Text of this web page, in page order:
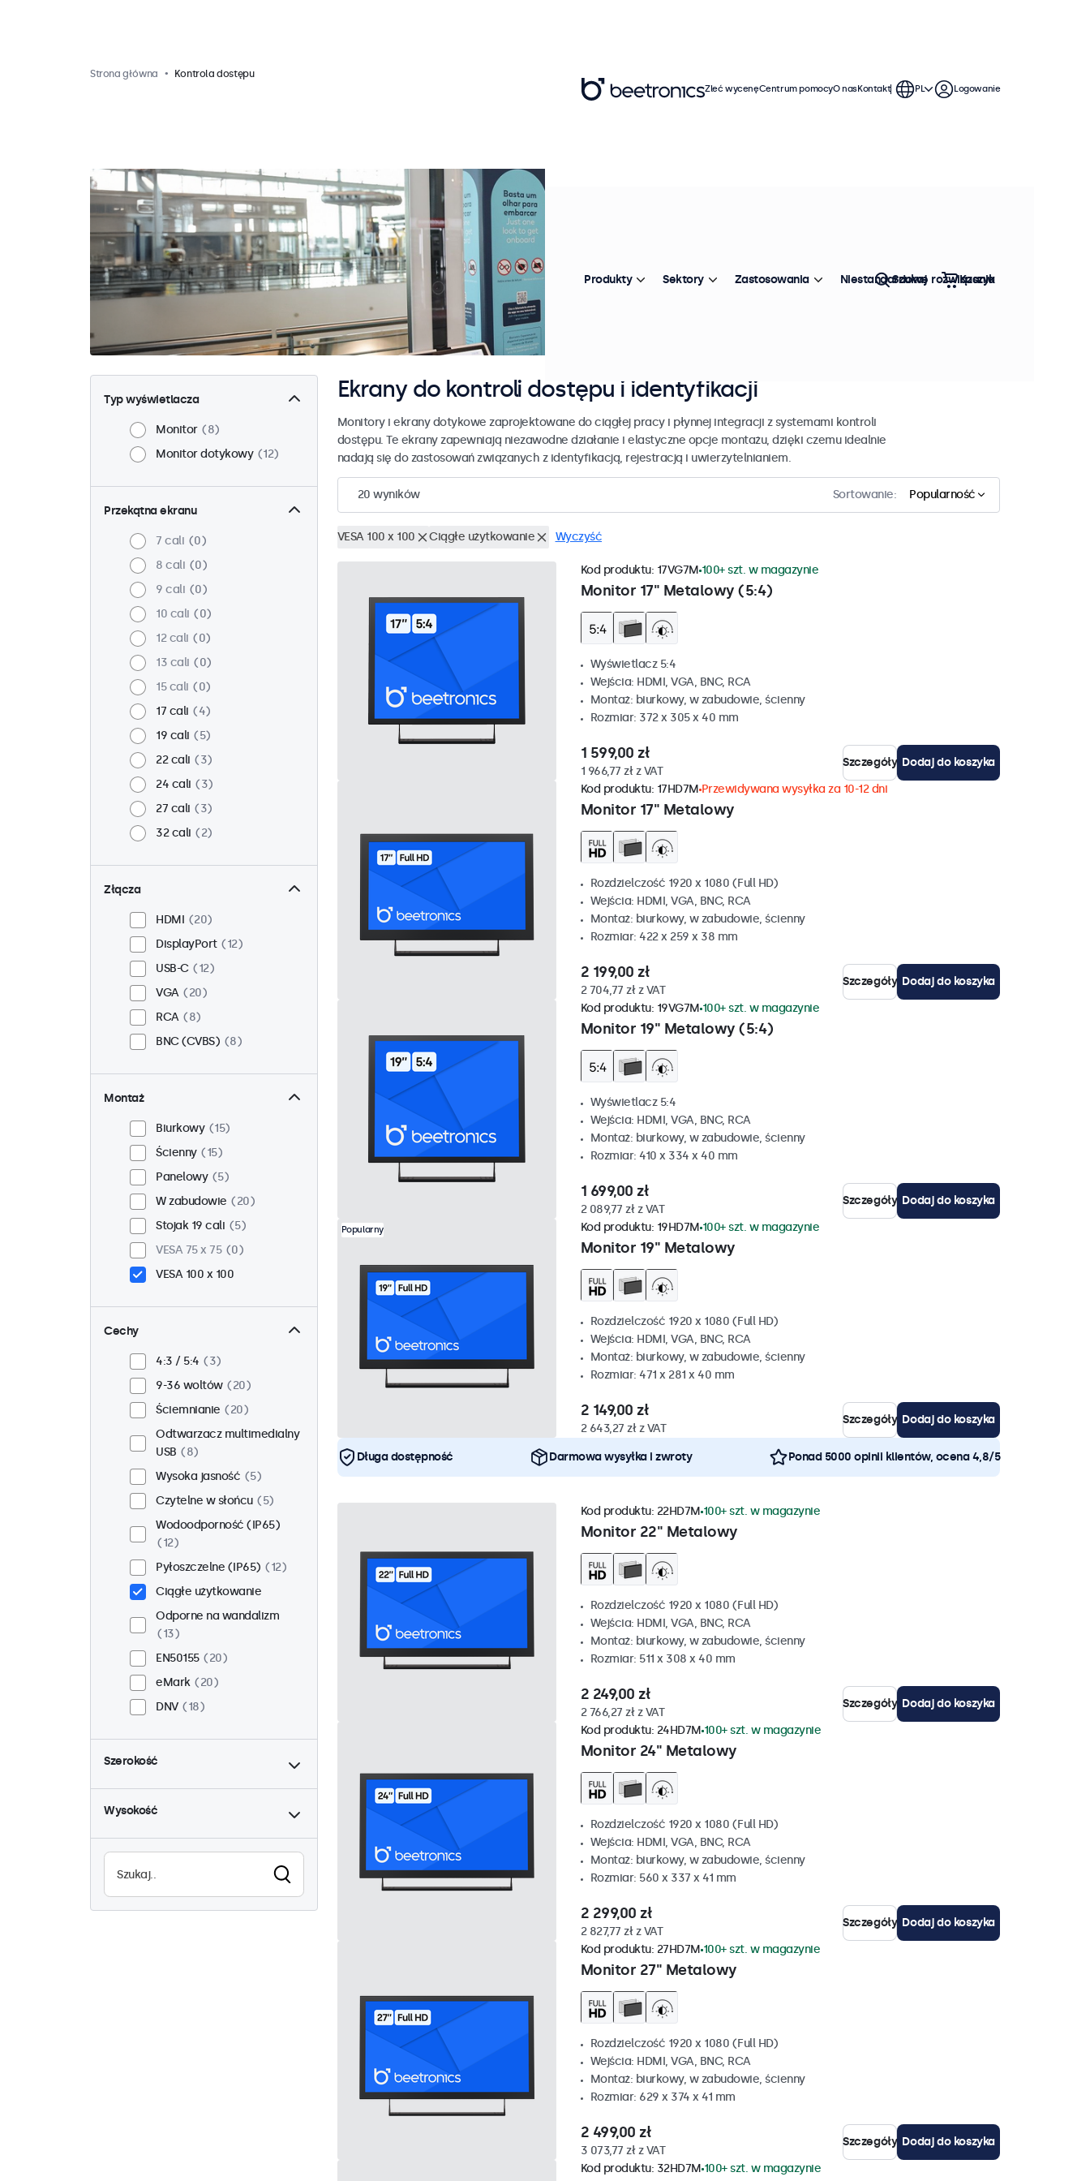
Strona główna Kontrola dostępu
Typ wyświetlacza
Monitor
8
Monitor dotykowy
12
Przekątna ekranu
7 cali
0
8 cali
0
9 cali
0
10 cali
0
12 cali
0
13 cali
0
15 cali
0
17 cali
4
19 cali
5
22 cali
3
24 cali
3
27 cali
3
32 cali
2
Złącza
HDMI
20
DisplayPort
12
USB-C
12
VGA
20
RCA
8
BNC (CVBS)
8
Montaż
Biurkowy
15
Ścienny
15
Panelowy
5
W zabudowie
20
Stojak 19 cali
5
VESA 75 x 75
0
VESA 100 x 100
Cechy
4:3 / 5:4
3
9-36 woltów
20
Ściemnianie
20
Odtwarzacz multimedialny
USB
8
Wysoka jasność
5
Czytelne w słońcu
5
Wodoodporność (IP65)
12
Pyłoszczelne (IP65)
12
Ciągłe użytkowanie
Odporne na wandalizm
13
EN50155
20
eMark
20
DNV
18
Szerokość
Wysokość
Ekrany do kontroli dostępu i identyfikacji
Monitory i ekrany dotykowe zaprojektowane do ciągłej pracy i płynnej integracji z systemami kontroli
dostępu. Te ekrany zapewniają niezawodne działanie i elastyczne opcje montażu, dzięki czemu idealnie
nadają się do zastosowań związanych z identyfikacją, rejestracją i uwierzytelnianiem.
20 wyników Sortowanie: Popularność
VESA 100 x 100 Ciągłe użytkowanie Wyczyść
Monitor 17" Metalowy (5:4)
Kod produktu: 17VG7M 100+ szt. w magazynie
Wyświetlacz 5:4
Wejścia: HDMI, VGA, BNC, RCA
Montaż: biurkowy, w zabudowie, ścienny
Rozmiar: 372 x 305 x 40 mm
1 599,00 zł
1 966,77 zł z VAT
Szczegóły Dodaj do koszyka
Monitor 17" Metalowy
Kod produktu: 17HD7M Przewidywana wysyłka za 10-12 dni
Rozdzielczość 1920 x 1080 (Full HD)
Wejścia: HDMI, VGA, BNC, RCA
Montaż: biurkowy, w zabudowie, ścienny
Rozmiar: 422 x 259 x 38 mm
2 199,00 zł
2 704,77 zł z VAT
Szczegóły Dodaj do koszyka
Monitor 19" Metalowy (5:4)
Kod produktu: 19VG7M 100+ szt. w magazynie
Wyświetlacz 5:4
Wejścia: HDMI, VGA, BNC, RCA
Montaż: biurkowy, w zabudowie, ścienny
Rozmiar: 410 x 334 x 40 mm
1 699,00 zł
2 089,77 zł z VAT
Szczegóły Dodaj do koszyka
Popularny
Monitor 19" Metalowy
Kod produktu: 19HD7M 100+ szt. w magazynie
Rozdzielczość 1920 x 1080 (Full HD)
Wejścia: HDMI, VGA, BNC, RCA
Montaż: biurkowy, w zabudowie, ścienny
Rozmiar: 471 x 281 x 40 mm
2 149,00 zł
2 643,27 zł z VAT
Szczegóły Dodaj do koszyka
Długa dostępność Darmowa wysyłka i zwroty Ponad 5000 opinii klientów, ocena 4,8/5
Monitor 22" Metalowy
Kod produktu: 22HD7M 100+ szt. w magazynie
Rozdzielczość 1920 x 1080 (Full HD)
Wejścia: HDMI, VGA, BNC, RCA
Montaż: biurkowy, w zabudowie, ścienny
Rozmiar: 511 x 308 x 40 mm
2 249,00 zł
2 766,27 zł z VAT
Szczegóły Dodaj do koszyka
Monitor 24" Metalowy
Kod produktu: 24HD7M 100+ szt. w magazynie
Rozdzielczość 1920 x 1080 (Full HD)
Wejścia: HDMI, VGA, BNC, RCA
Montaż: biurkowy, w zabudowie, ścienny
Rozmiar: 560 x 337 x 41 mm
2 299,00 zł
2 827,77 zł z VAT
Szczegóły Dodaj do koszyka
Monitor 27" Metalowy
Kod produktu: 27HD7M 100+ szt. w magazynie
Rozdzielczość 1920 x 1080 (Full HD)
Wejścia: HDMI, VGA, BNC, RCA
Montaż: biurkowy, w zabudowie, ścienny
Rozmiar: 629 x 374 x 41 mm
2 499,00 zł
3 073,77 zł z VAT
Szczegóły Dodaj do koszyka
Kod produktu: 32HD7M 100+ szt. w magazynie
Zleć wycenęCentrum pomocyO nasKontakt PL Logowanie
Produkty Sektory Zastosowania Niestandardowe rozwiązania
Szukaj Koszyk